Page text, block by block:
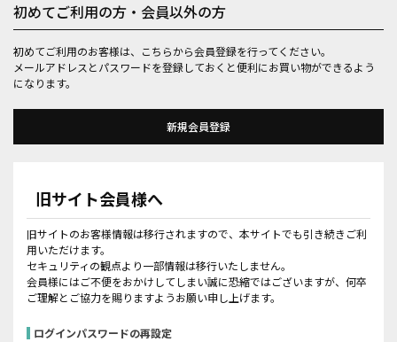
初めてご利用の方・会員以外の方
初めてご利用のお客様は、こちらから会員登録を行ってください。
メールアドレスとパスワードを登録しておくと便利にお買い物ができるよう
になります。
旧サイト会員様へ
旧サイトのお客様情報は移行されますので、本サイトでも引き続きご利
用いただけます。
セキュリティの観点より一部情報は移行いたしません。
会員様にはご不便をおかけしてしまい誠に恐縮ではございますが、何卒
ご理解とご協力を賜りますようお願い申し上げます。
ログインパスワードの再設定